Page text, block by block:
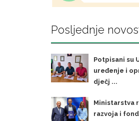
Posljednje
Potpisani su
uređenje i
dječj ...
Ministarstva
razvoja i